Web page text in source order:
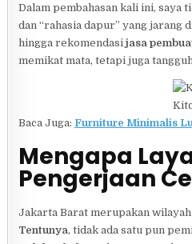
Dalam pembahasan kali ini, saya
dan “rahasia dapur” yang jarang
hingga rekomendasi jasa
memikat mata, tetapi juga
Baca Juga: Furniture Minimalis
Mengapa
Pengerjaan
Jakarta Barat merupakan
Tentunya, tidak ada satu pun